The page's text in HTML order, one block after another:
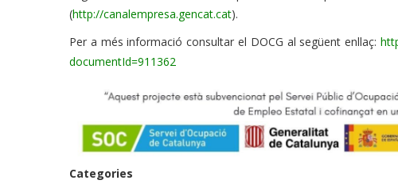
(http://canalempresa.gencat.cat).
Per a més informació consultar el DOCG al següent enllaç:
documentId=911362
Categories